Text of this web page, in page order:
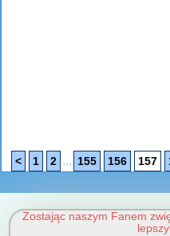
< 1 2 ... 155 156 157
Zostając naszym Fanem